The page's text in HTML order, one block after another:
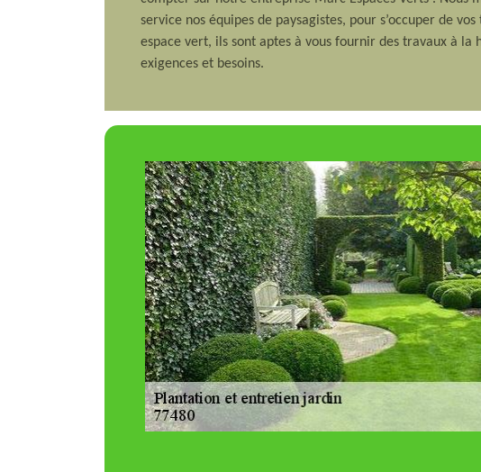
service nos équipes de paysagistes, pour s’occuper de
espace vert, ils sont aptes à vous fournir des travaux à la
exigences et besoins.